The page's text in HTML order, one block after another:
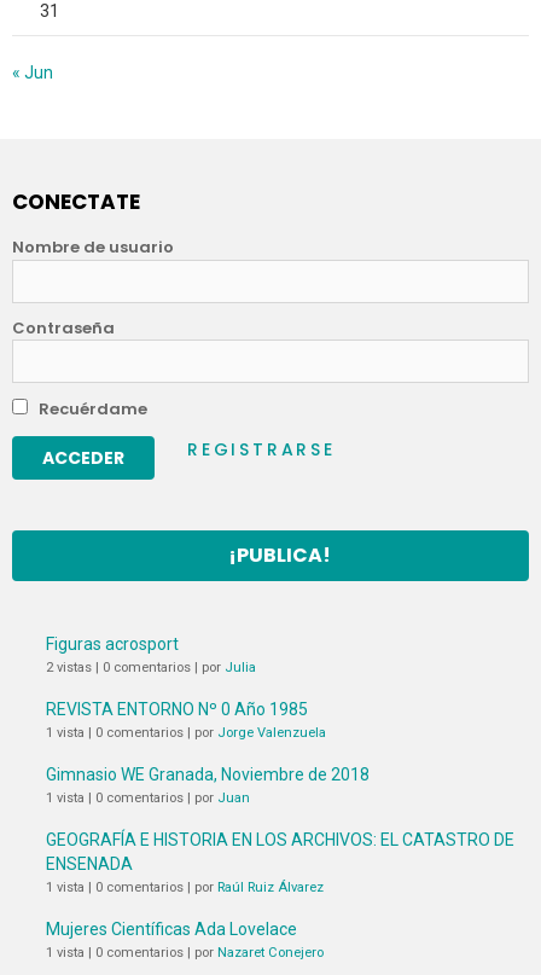
31
« Jun
CONECTATE
Nombre de usuario
Contraseña
Recuérdame
REGISTRARSE
¡PUBLICA!
Figuras acrosport
2 vistas 0 comentarios por Julia
REVISTA ENTORNO Nº 0 Año 1985
1 vista 0 comentarios por Jorge Valenzuela
Gimnasio WE Granada, Noviembre de 2018
1 vista 0 comentarios por Juan
GEOGRAFÍA E HISTORIA EN LOS ARCHIVOS: EL CATASTRO DE
ENSENADA
1 vista 0 comentarios por Raúl Ruiz Álvarez
Mujeres Científicas Ada Lovelace
1 vista 0 comentarios por Nazaret Conejero